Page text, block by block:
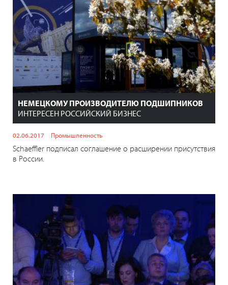
НЕМЕЦКОМУ ПРОИЗВОДИТЕЛЮ ПОДШИПНИКОВ
ИНТЕРЕСЕН РОССИЙСКИЙ БИЗНЕС
02.06.2017 Промышленность
Schaeffler подписал соглашение о расширении присутствия
в России.